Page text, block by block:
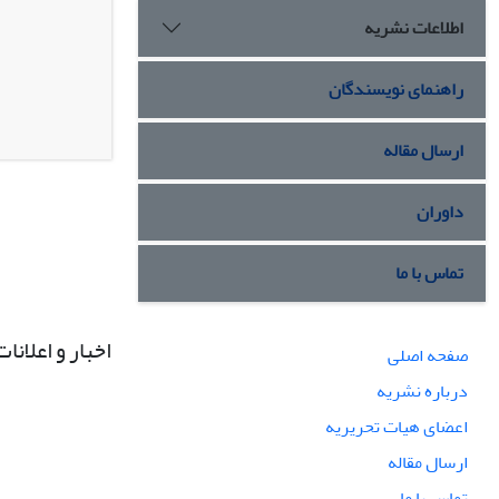
اطلاعات نشریه
راهنمای نویسندگان
ارسال مقاله
داوران
تماس با ما
صفحه اصلی
درباره نشریه
اعضای هیات تحریریه
ارسال مقاله
اخبار و